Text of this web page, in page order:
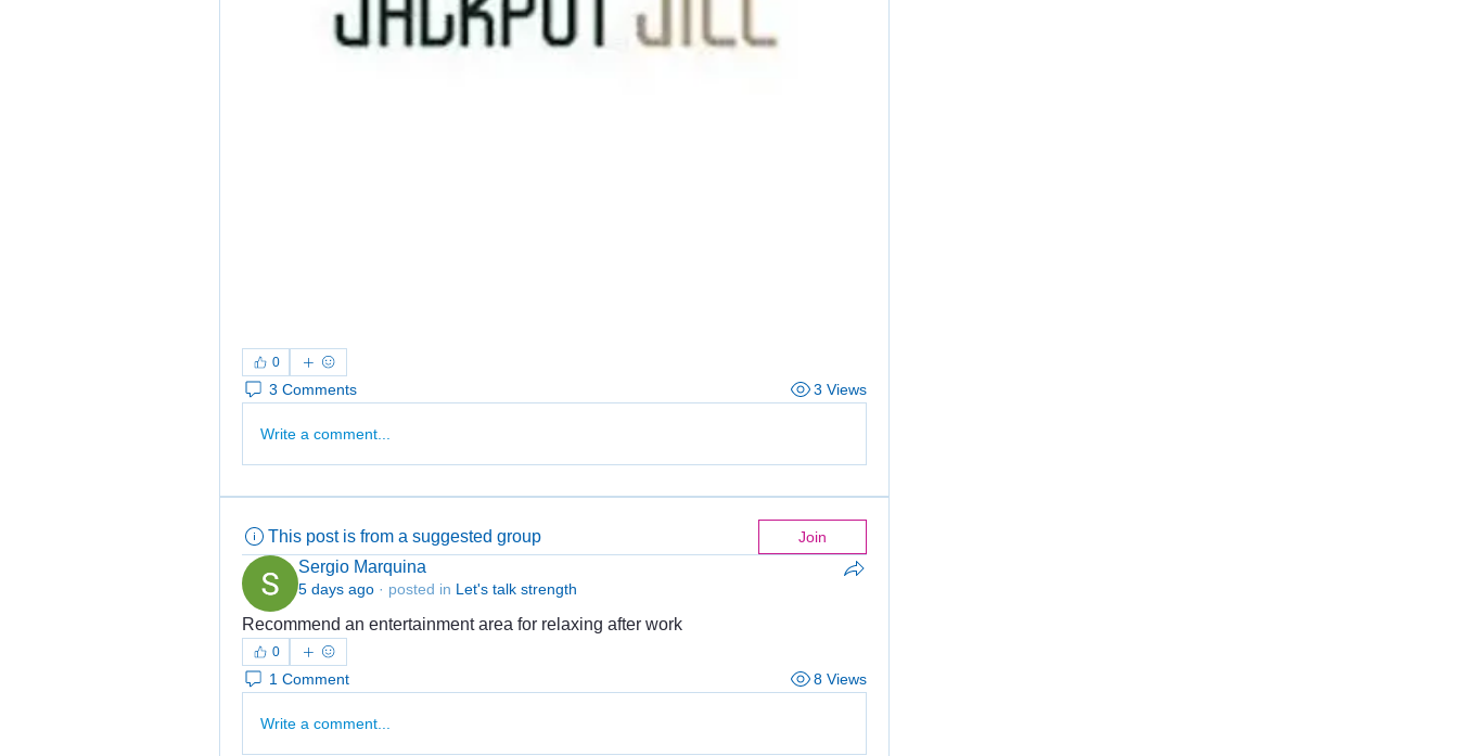
0
3 Comments 3 Views
Write a comment...
This post is from a suggested group Join
Sergio Marquina
5 days ago · posted in Let's talk strength
Recommend an entertainment area for relaxing after work
0
1 Comment 8 Views
Write a comment...